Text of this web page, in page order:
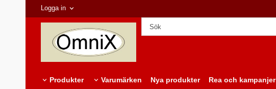
Logga in
Produkter Varumärken Nya produkter Rea och kampanjer